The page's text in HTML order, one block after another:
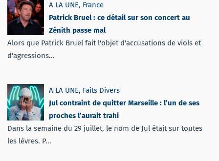
A LA UNE, France
Patrick Bruel : ce détail sur son concert au
Zénith passe mal
Alors que Patrick Bruel fait l'objet d'accusations de viols et
d'agressions...
A LA UNE, Faits Divers
Jul contraint de quitter Marseille : l’un de ses
proches l’aurait trahi
Dans la semaine du 29 juillet, le nom de Jul était sur toutes
les lèvres. P...